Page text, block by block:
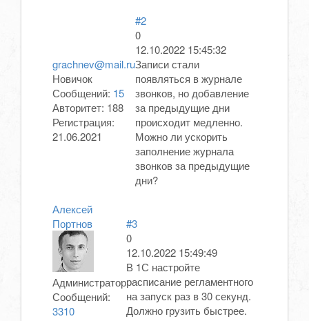
grachnev@mail.ru
Новичок
Сообщений: 15
Авторитет: 188
Регистрация:
21.06.2021
#2
0
12.10.2022 15:45:32
Записи стали
появляться в журнале
звонков, но добавление
за предыдущие дни
происходит медленно.
Можно ли ускорить
заполнение журнала
звонков за предыдущие
дни?
Алексей
Портнов
Администратор
Сообщений:
3310
#3
0
12.10.2022 15:49:49
В 1С настройте
расписание регламентного
на запуск раз в 30 секунд.
Должно грузить быстрее.